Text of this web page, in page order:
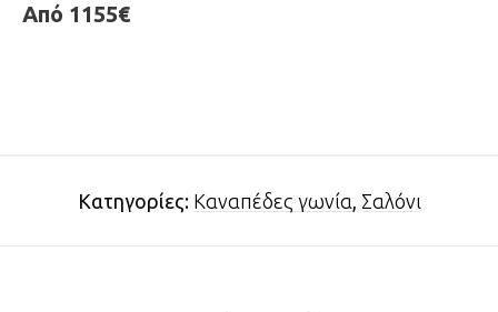
Από 1155€
Κατηγορίες: Καναπέδες γωνία, Σαλόνι